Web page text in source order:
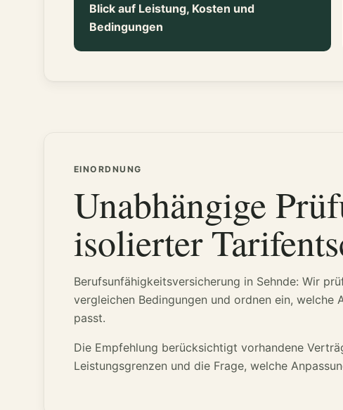
Blick auf Leistung, Kosten und
Bedingungen
EINORDNUNG
Unabhängige
isolierter
Berufsunfähigkeitsversicherung in Sehnde: Wir
vergleichen Bedingungen und ordnen ein, welche
passt.
Die Empfehlung berücksichtigt vorhandene
Leistungsgrenzen und die Frage, welche